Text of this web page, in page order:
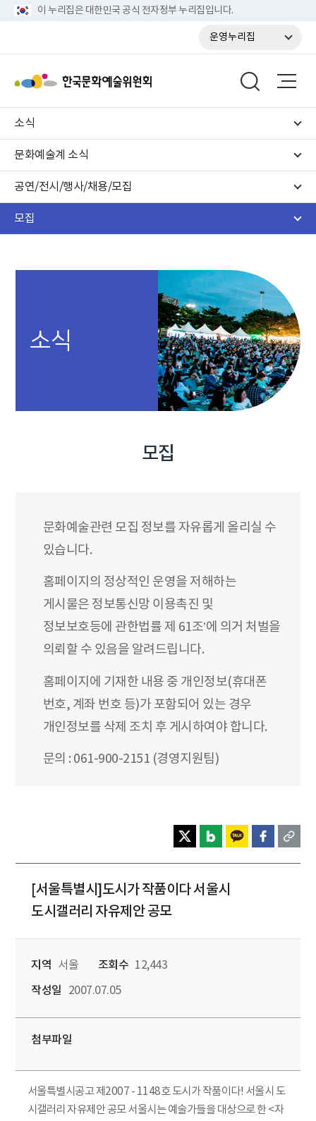
이 누리집은 대한민국 공식 전자정부 누리집입니다.
운영누리집
소식
문화예술계 소식
공연/전시/행사/채용/모집
모집
소식
모집
문화예술관련 모집 정보를 자유롭게 올리실 수
있습니다.
홈페이지의 정상적인 운영을 저해하는
게시물은 정보통신망 이용촉진 및
정보보호등에 관한법률 제 61조’에 의거 처벌을
의뢰할 수 있음을 알려드립니다.
홈페이지에 기재한 내용 중 개인정보(휴대폰
번호, 계좌 번호 등)가 포함되어 있는 경우
개인정보를 삭제 조치 후 게시하여야 합니다.
문의 : 061-900-2151 (경영지원팀)
[서울특별시]도시가 작품이다 서울시
도시갤러리 자유제안 공모
지역 서울 조회수 12,443
작성일
2007.07.05
첨부파일
서울특별시공고 제2007 - 1148호 도시가 작품이다! 서울시 도
시갤러리 자유제안 공모 서울시는 예술가들을 대상으로 한 <자